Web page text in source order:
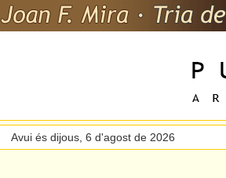
Avui és dijous, 6 d'agost de 2026